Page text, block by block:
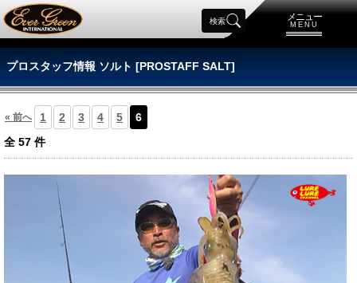
メニュー
MENU
検索
プロスタッフ情報 ソルト [PROSTAFF SALT]
« 前へ 1 2 3 4 5
6
全 57 件